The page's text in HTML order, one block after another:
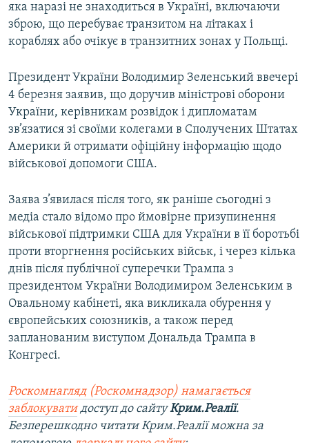
яка наразі не знаходиться в Україні, включаючи
зброю, що перебуває транзитом на літаках і
кораблях або очікує в транзитних зонах у Польщі.
Президент України Володимир Зеленський ввечері
4 березня заявив, що доручив міністрові оборони
України, керівникам розвідок і дипломатам
зв’язатися зі своїми колегами в Сполучених Штатах
Америки й отримати офіційну інформацію щодо
військової допомоги США.
Заява з’явилася після того, як раніше сьогодні з
медіа стало відомо про ймовірне призупинення
військової підтримки США для України в її боротьбі
проти вторгнення російських військ, і через кілька
днів після публічної суперечки Трампа з
президентом України Володимиром Зеленським в
Овальному кабінеті, яка викликала обурення у
європейських союзників, а також перед
запланованим виступом Дональда Трампа в
Конгресі.
Роскомнагляд (Роскомнадзор) намагається
заблокуватидоступ до сайтуКрим.Реалії.
Безперешкодно читати Крим.Реалії можна за